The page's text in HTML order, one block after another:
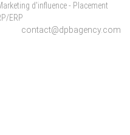
d'influence - Placement
ERP
contact@dpbagency.com